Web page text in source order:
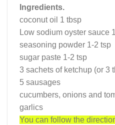
Ingredients.
coconut oil 1 tbsp
Low sodium oyster sauce
seasoning powder 1-2 tsp
sugar paste 1-2 tsp
3 sachets of ketchup (or 3
5 sausages
cucumbers, onions and
garlics
You can follow the